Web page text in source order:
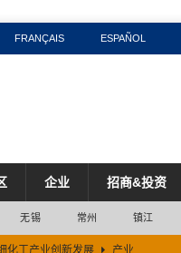
FRANÇAIS ESPAÑOL
企业 招商&投资
无锡 常州 镇江
化工产业创新发展 产业